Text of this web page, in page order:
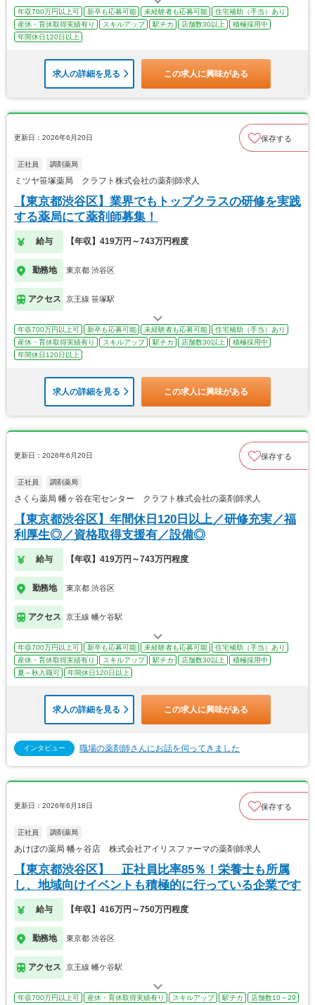
年収700万円以上可 新卒も応募可能 未経験者も応募可能
住宅補助（手当）あり
産休・育休取得実績有り
スキルアップ 駅チカ 店舗数30以上
積極採用中
年間休日120日以上
求人の詳細を見る この求人に興味がある
更新日：2026年6月20日 保存する
正社員 調剤薬局
ミツヤ笹塚薬局 クラフト株式会社の薬剤師求人
【東京都渋谷区】業界でもトップクラスの研修を実践
する薬局にて薬剤師募集！
給与 【年収】419万円～743万円程度
勤務地 東京都 渋谷区
アクセス 京王線 笹塚駅
年収700万円以上可 新卒も応募可能 未経験者も応募可能
住宅補助（手当）あり
産休・育休取得実績有り
スキルアップ 駅チカ 店舗数30以上
積極採用中
年間休日120日以上
求人の詳細を見る この求人に興味がある
更新日：2026年6月20日 保存する
正社員 調剤薬局
さくら薬局 幡ヶ谷在宅センター クラフト株式会社の薬剤師求人
【東京都渋谷区】年間休日120日以上／研修充実／福
利厚生◎／資格取得支援有／設備◎
給与 【年収】419万円～743万円程度
勤務地 東京都 渋谷区
アクセス 京王線 幡ケ谷駅
年収700万円以上可 新卒も応募可能 未経験者も応募可能
住宅補助（手当）あり
産休・育休取得実績有り
スキルアップ 駅チカ 店舗数30以上
積極採用中
夏～秋入職可
年間休日120日以上
求人の詳細を見る この求人に興味がある
インタビュー 職場の薬剤師さんにお話を伺ってきました
更新日：2026年6月18日 保存する
正社員 調剤薬局
あけぼの薬局 幡ヶ谷店 株式会社アイリスファーマの薬剤師求人
【東京都渋谷区】 正社員比率85％！栄養士も所属
し、地域向けイベントも積極的に行っている企業です
給与 【年収】416万円～750万円程度
勤務地 東京都 渋谷区
アクセス 京王線 幡ケ谷駅
年収700万円以上可 産休・育休取得実績有り スキルアップ 駅チカ
店舗数10～29